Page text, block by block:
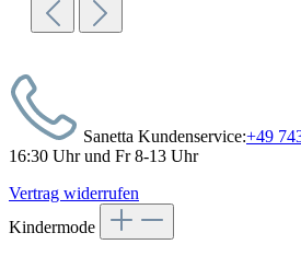
Sanetta Kundenservice:+49
16:30 Uhr und Fr 8-13 Uhr
Vertrag widerrufen
Kindermode